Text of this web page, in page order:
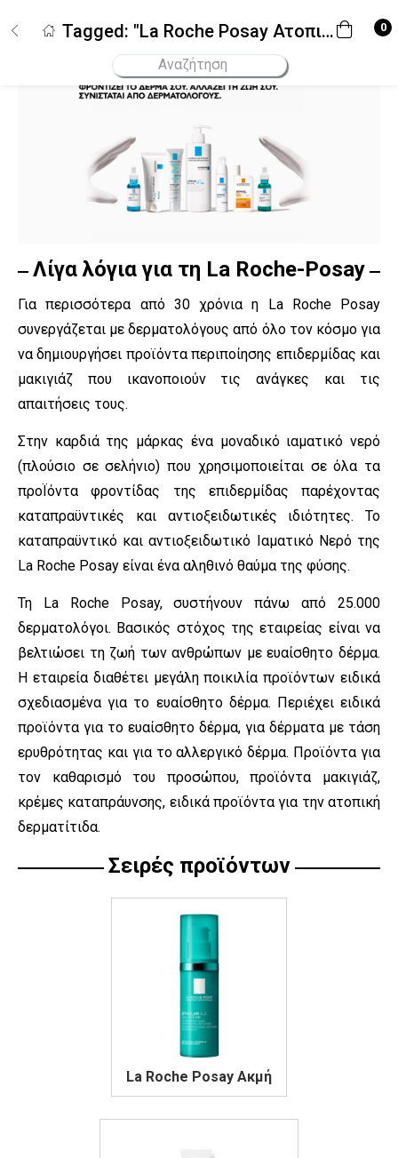
Tagged: "La Roche Posay Ατοπικό Δέρμα" 0
Σύνδεση Εγγραφή
Εισάγετε το username και το password σας για να συνδεθείτε.
Username
Ξεχάσατε το password σας;
Λίγα λόγια για τη La Roche-Posay
Για περισσότερα από 30 χρόνια η La Roche Posay
συνεργάζεται με δερματολόγους από όλο τον κόσμο για
να δημιουργήσει προϊόντα περιποίησης επιδερμίδας και
μακιγιάζ που ικανοποιούν τις ανάγκες και τις
απαιτήσεις τους.
Στην καρδιά της μάρκας ένα μοναδικό ιαματικό νερό
(πλούσιο σε σελήνιο) που χρησιμοποιείται σε όλα τα
προΪόντα φροντίδας της επιδερμίδας παρέχοντας
καταπραϋντικές και αντιοξειδωτικές ιδιότητες. To
καταπραϋντικό και αντιοξειδωτικό Ιαματικό Νερό της
La Roche Posay είναι ένα αληθινό θαύμα της φύσης.
Τη La Roche Posay, συστήνουν πάνω από 25.000
δερματολόγοι. Βασικός στόχος της εταιρείας είναι να
βελτιώσει τη ζωή των ανθρώπων με ευαίσθητο δέρμα.
Η εταιρεία διαθέτει μεγάλη ποικιλία προϊόντων ειδικά
σχεδιασμένα για το ευαίσθητο δέρμα. Περιέχει ειδικά
προϊόντα για το ευαίσθητο δέρμα, για δέρματα με τάση
ερυθρότητας και για το αλλεργικό δέρμα. Προϊόντα για
τον καθαρισμό του προσώπου, προϊόντα μακιγιάζ,
κρέμες καταπράυνσης, ειδικά προϊόντα για την ατοπική
δερματίτιδα.
Σειρές προϊόντων
La Roche Posay Ακμή